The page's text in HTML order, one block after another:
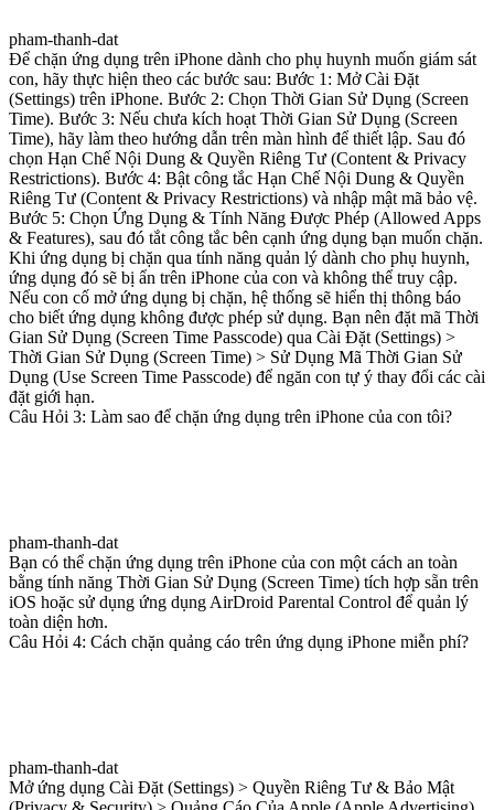
pham-thanh-dat
Để chặn ứng dụng trên iPhone dành cho phụ huynh muốn giám sát
con, hãy thực hiện theo các bước sau: Bước 1: Mở Cài Đặt
(Settings) trên iPhone. Bước 2: Chọn Thời Gian Sử Dụng (Screen
Time). Bước 3: Nếu chưa kích hoạt Thời Gian Sử Dụng (Screen
Time), hãy làm theo hướng dẫn trên màn hình để thiết lập. Sau đó
chọn Hạn Chế Nội Dung & Quyền Riêng Tư (Content & Privacy
Restrictions). Bước 4: Bật công tắc Hạn Chế Nội Dung & Quyền
Riêng Tư (Content & Privacy Restrictions) và nhập mật mã bảo vệ.
Bước 5: Chọn Ứng Dụng & Tính Năng Được Phép (Allowed Apps
& Features), sau đó tắt công tắc bên cạnh ứng dụng bạn muốn chặn.
Khi ứng dụng bị chặn qua tính năng quản lý dành cho phụ huynh,
ứng dụng đó sẽ bị ẩn trên iPhone của con và không thể truy cập.
Nếu con cố mở ứng dụng bị chặn, hệ thống sẽ hiển thị thông báo
cho biết ứng dụng không được phép sử dụng. Bạn nên đặt mã Thời
Gian Sử Dụng (Screen Time Passcode) qua Cài Đặt (Settings) >
Thời Gian Sử Dụng (Screen Time) > Sử Dụng Mã Thời Gian Sử
Dụng (Use Screen Time Passcode) để ngăn con tự ý thay đổi các cài
đặt giới hạn.
Câu Hỏi 3: Làm sao để chặn ứng dụng trên iPhone của con tôi?
pham-thanh-dat
Bạn có thể chặn ứng dụng trên iPhone của con một cách an toàn
bằng tính năng Thời Gian Sử Dụng (Screen Time) tích hợp sẵn trên
iOS hoặc sử dụng ứng dụng AirDroid Parental Control để quản lý
toàn diện hơn.
Câu Hỏi 4: Cách chặn quảng cáo trên ứng dụng iPhone miễn phí?
pham-thanh-dat
Mở ứng dụng Cài Đặt (Settings) > Quyền Riêng Tư & Bảo Mật